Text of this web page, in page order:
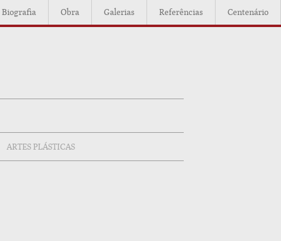
Biografia Obra Galerias Referências Centenário
ARTES PLÁSTICAS